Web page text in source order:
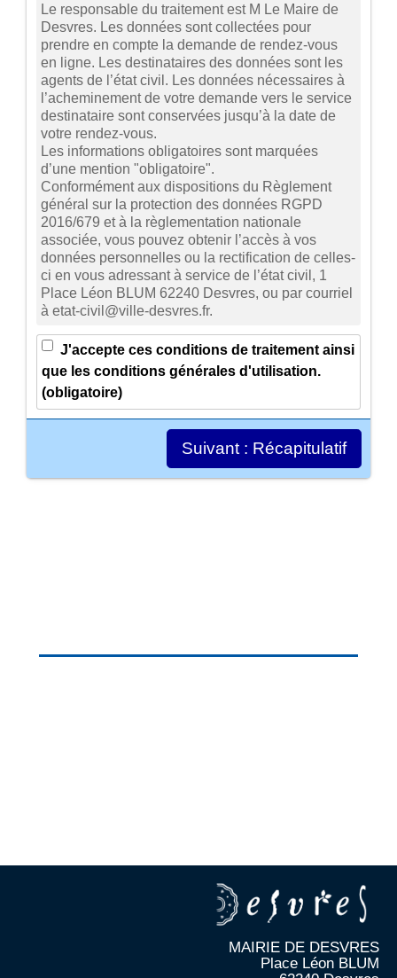
Le responsable du traitement est M Le Maire de
Desvres. Les données sont collectées pour
prendre en compte la demande de rendez-vous
en ligne. Les destinataires des données sont les
agents de l’état civil. Les données nécessaires à
l’acheminement de votre demande vers le service
destinataire sont conservées jusqu’à la date de
votre rendez-vous.
Les informations obligatoires sont marquées
d’une mention "obligatoire".
Conformément aux dispositions du Règlement
général sur la protection des données RGPD
2016/679 et à la règlementation nationale
associée, vous pouvez obtenir l’accès à vos
données personnelles ou la rectification de celles-
ci en vous adressant à service de l’état civil, 1
Place Léon BLUM 62240 Desvres, ou par courriel
à etat-civil@ville-desvres.fr.
J'accepte ces conditions de traitement ainsi
que les conditions générales d'utilisation.
(obligatoire)
Suivant : Récapitulatif
MAIRIE DE DESVRES
Place Léon BLUM